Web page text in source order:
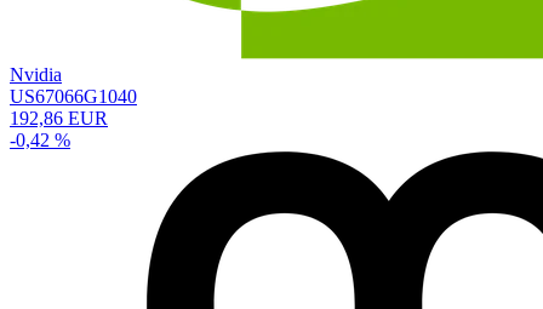
Nvidia
US67066G1040
192,86 EUR
-0,42 %